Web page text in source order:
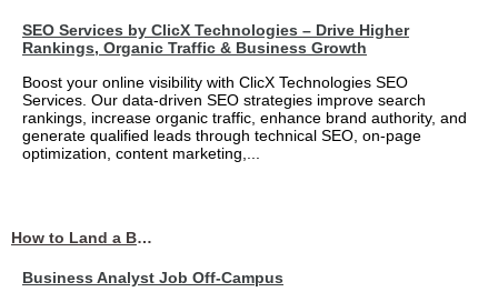
SEO Services by ClicX Technologies – Drive Higher
Rankings, Organic Traffic & Business Growth
Boost your online visibility with ClicX Technologies SEO
Services. Our data-driven SEO strategies improve search
rankings, increase organic traffic, enhance brand authority, and
generate qualified leads through technical SEO, on-page
optimization, content marketing,...
How to Land a Business Analyst Job Off-Campus When Your College Has Zero Tech Connections
Business Analyst Job Off-Campus